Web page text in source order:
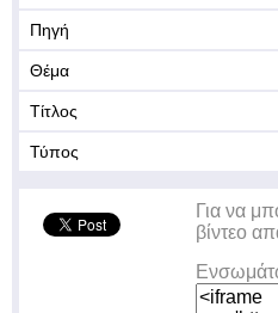
Πηγή
Θέμα
Τίτλος
Τύπος
Για να
βίντεο